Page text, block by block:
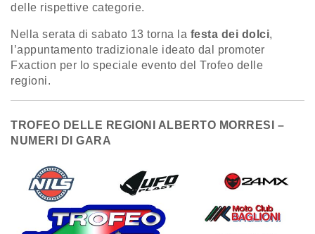
delle rispettive categorie.
Nella serata di sabato 13 torna la festa dei dolci,
l’appuntamento tradizionale ideato dal promoter
Fxaction per lo speciale evento del Trofeo delle
regioni.
TROFEO DELLE REGIONI ALBERTO MORRESI –
NUMERI DI GARA